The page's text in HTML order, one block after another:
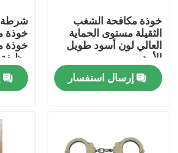
المنزل
خوذة مكافحة الشغب
الثقيلة مستوى الحماية
العالي لون أسود طويل
الأمد
إرسال استفسار
شرطة
خوذة
خوذة